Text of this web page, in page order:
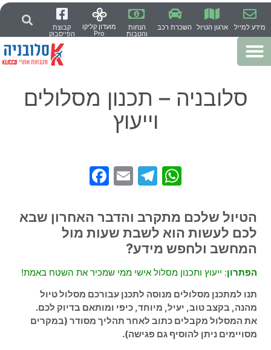
מידע למייל ארגון הטיול השכרת רכב הנחות
והטבות
מועדון קליקו
Pro
קבוצת
הפייסבוק
סלובניה – תכנון מסלולים
וייעוץ
WhatsApp
Telegram
Email
הטיול שלכם מתקרב והדבר האחרון שבא
לכם לעשות הוא לשבת שעות מול
המחשב ולחפש מידע?
הפתרון: ייעוץ ותכנון מסלול אישי ממי שמכיר את השטח באמת!
תנו למתכנן מסלולים מנוסה לתכנן עבורכם מסלול טיול
מהנה, בקצב טוב, יעיל, מיוחד, כיפי ומותאם בדיוק לכם.
את המסלול מקבלים כתוב לאחר תהליך מסודר (במקרים
מסויימים ניתן להוסיף גם פגישה).